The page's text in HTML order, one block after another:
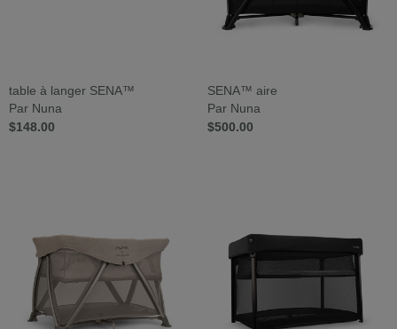
table à langer SENA™
Par Nuna
$148.00
SENA™ aire
Par Nuna
$500.00